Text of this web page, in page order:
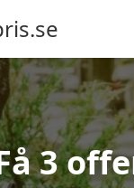
3